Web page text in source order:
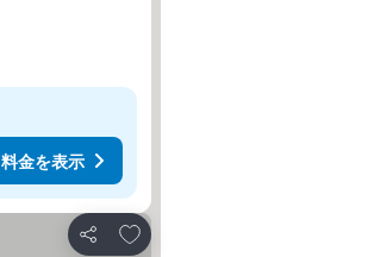
料金を表示
シェア
お気に入りに追加